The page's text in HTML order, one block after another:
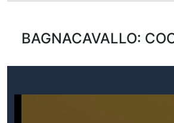
BAGNACAVALLO: